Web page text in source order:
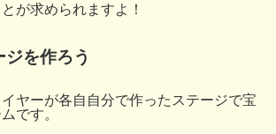
が求められますよ！
ジを作ろう
ヤーが各自自分で作ったステージで宝
です。